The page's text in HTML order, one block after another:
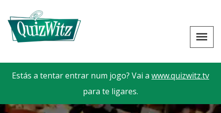
Estás a tentar entrar num jogo? Vai a www.quizwitz.tv
para te ligares.